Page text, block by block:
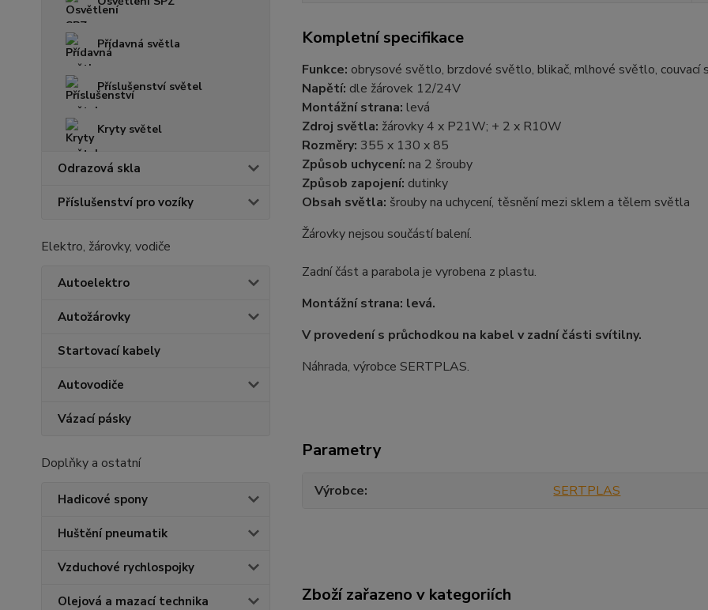
Přídavná světla
Příslušenství světel
Kryty světel
Odrazová skla
Příslušenství pro vozíky
Elektro, žárovky, vodiče
Autoelektro
Autožárovky
Startovací kabely
Autovodiče
Vázací pásky
Doplňky a ostatní
Hadicové spony
Huštění pneumatik
Vzduchové rychlospojky
Olejová a mazací technika
Kompletní specifikace
Funkce: obrysové světlo, brzdové světlo, blikač, mlhové světlo, couvací
Napětí: dle žárovek 12/24V
Montážní strana: levá
Zdroj světla: žárovky 4 x P21W; + 2 x R10W
Rozměry: 355 x 130 x 85
Způsob uchycení: na 2 šrouby
Způsob zapojení: dutinky
Obsah světla: šrouby na uchycení, těsnění mezi sklem a tělem světla
Žárovky nejsou součástí balení.
Zadní část a parabola je vyrobena z plastu.
Montážní strana: levá.
V provedení s průchodkou na kabel v zadní části svítilny.
Náhrada, výrobce SERTPLAS.
Parametry
Výrobce SERTPLAS
Zboží zařazeno v kategoriích